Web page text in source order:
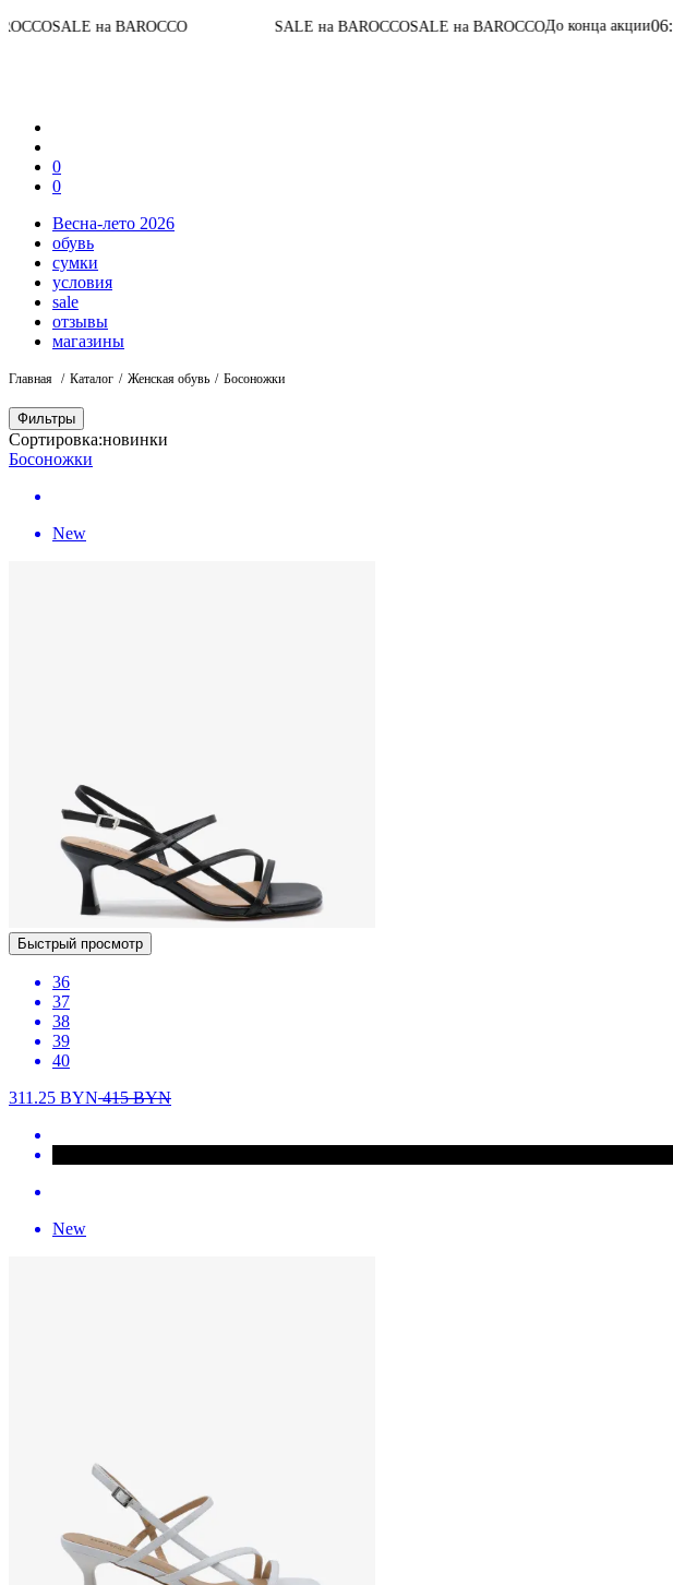
на BAROCCO SALE на BAROCCOSALE на BAROCCOДо конца акции06:17:38:08
0
0
Весна-лето 2026
обувь
сумки
условия
sale
отзывы
магазины
Главная Каталог Женская обувь Босоножки
Фильтры
Сортировка:новинки
Босоножки
New
Быстрый просмотр
36
37
38
39
40
311.25 BYN415BYN
New